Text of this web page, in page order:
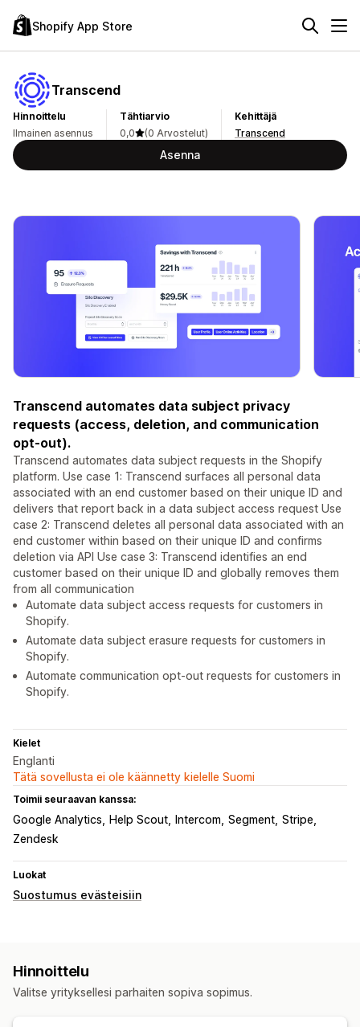
Shopify App Store
Transcend
Hinnoittelu
Ilmainen asennus
Tähtiarvio
0,0
(0 Arvostelut)
Kehittäjä
Transcend
Asenna
Transcend automates data subject privacy
requests (access, deletion, and communication
opt-out).
Transcend automates data subject requests in the Shopify
platform. Use case 1: Transcend surfaces all personal data
associated with an end customer based on their unique ID and
delivers that report back in a data subject access request Use
case 2: Transcend deletes all personal data associated with an
end customer within based on their unique ID and confirms
deletion via API Use case 3: Transcend identifies an end
customer based on their unique ID and globally removes them
from all communication
Automate data subject access requests for customers in
Shopify.
Automate data subject erasure requests for customers in
Shopify.
Automate communication opt-out requests for customers in
Shopify.
Kielet
Englanti
Tätä sovellusta ei ole käännetty kielelle Suomi
Toimii seuraavan kanssa:
Google Analytics Help Scout Intercom Segment Stripe
Zendesk
Luokat
Suostumus evästeisiin
Hinnoittelu
Valitse yrityksellesi parhaiten sopiva sopimus.